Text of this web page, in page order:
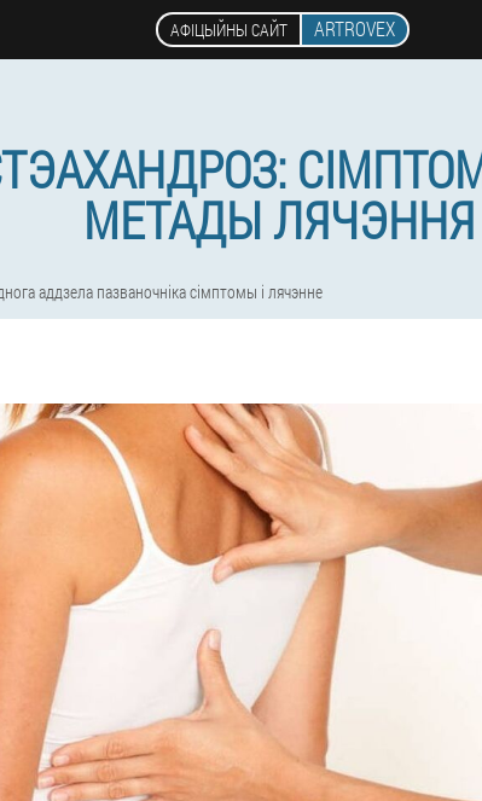
АФІЦЫЙНЫ САЙТ ARTROVEX
МЕТАДЫ ЛЯЧЭННЯ
аддзела пазваночніка сімптомы і лячэнне